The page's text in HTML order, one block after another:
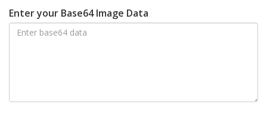
Enter your Base64 Image Data